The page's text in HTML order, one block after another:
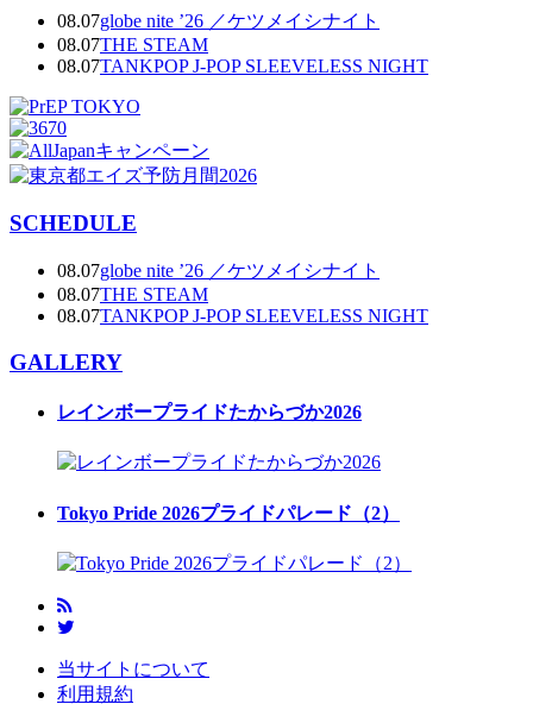
08.07globe nite ’26 ／ケツメイシナイト
08.07THE STEAM
08.07TANKPOP J-POP SLEEVELESS NIGHT
SCHEDULE
08.07globe nite ’26 ／ケツメイシナイト
08.07THE STEAM
08.07TANKPOP J-POP SLEEVELESS NIGHT
GALLERY
レインボープライドたからづか2026
Tokyo Pride 2026プライドパレード（2）
当サイトについて
利用規約